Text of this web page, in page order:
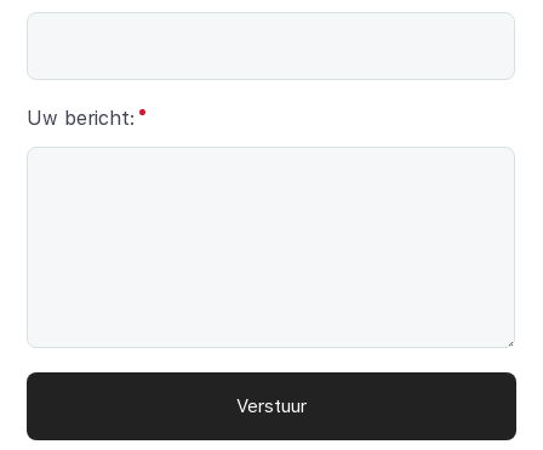
Uw bericht:
Verstuur